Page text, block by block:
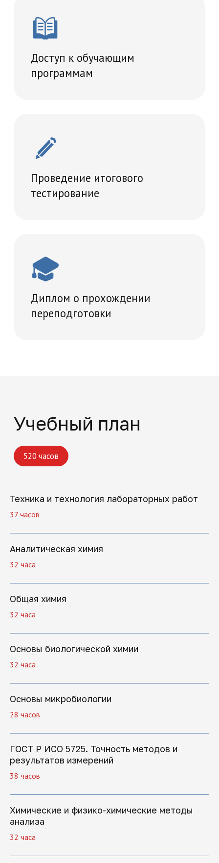
Диплом о прохождении
переподготовки
Техника и технология лабораторных работ
37 часов
Аналитическая химия
32 часа
Общая химия
32 часа
Основы биологической химии
32 часа
Основы микробиологии
28 часов
ГОСТ Р ИСО 5725. Точность методов и
результатов измерений
38 часов
Химические и физико-химические методы
анализа
32 часа